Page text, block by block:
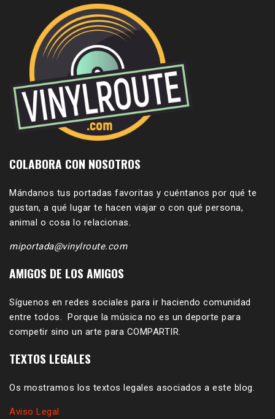
COLABORA CON NOSOTROS
Mándanos tus portadas favoritas y cuéntanos por qué te
gustan, a qué lugar te hacen viajar o con qué persona,
animal o cosa lo relacionas.
miportada@vinylroute.com
AMIGOS DE LOS AMIGOS
Síguenos en redes sociales para ir haciendo comunidad
entre todos. Porque la música no es un deporte para
competir sino un arte para COMPARTIR.
TEXTOS LEGALES
Os mostramos los textos legales asociados a este blog.
Aviso Legal